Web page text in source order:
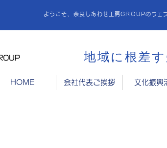
ようこそ、奈良しあわせ工房GROUPのウェ
地域に根差
HOME 会社代表ご挨拶 文化振興